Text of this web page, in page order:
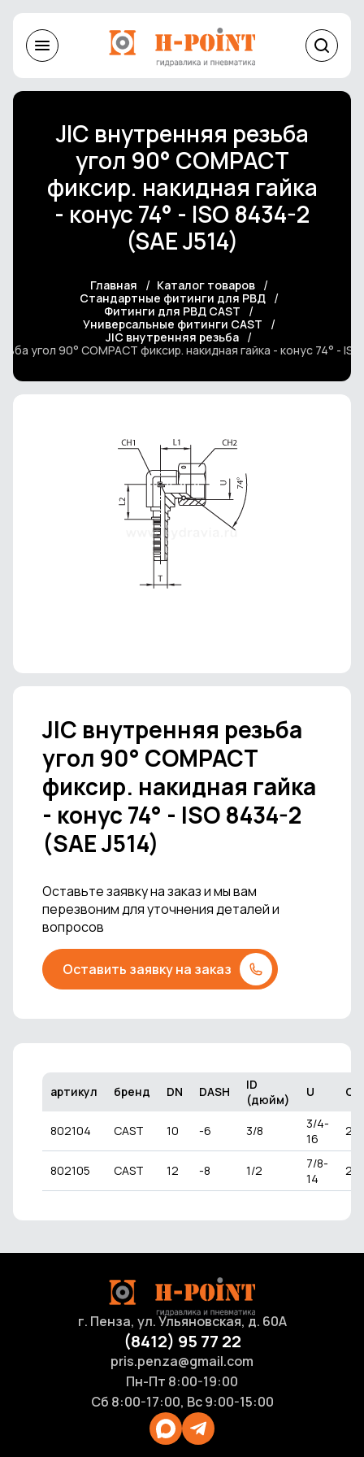
JIC внутренняя резьба
угол 90° COMPACT
фиксир. накидная гайка
- конус 74° - ISO 8434-2
(SAE J514)
Главная
Каталог товаров
Стандартные фитинги для РВД
Фитинги для РВД CAST
Универсальные фитинги CAST
JIC внутренняя резьба
угол 90° COMPACT фиксир. накидная гайка - конус 74° -
JIC внутренняя резьба
угол 90° COMPACT
фиксир. накидная гайка
- конус 74° - ISO 8434-2
(SAE J514)
Оставьте заявку на заказ и мы вам
перезвоним для уточнения деталей и
вопросов
Оставить заявку на заказ
артикул бренд DN DASH
ID
(дюйм)
U
802104 CAST 10 -6 3/8
3/4-
16
24
802105 CAST 12 -8 1/2
7/8-
14
28
г. Пенза, ул. Ульяновская, д. 60А
(8412) 95 77 22
pris.penza@gmail.com
Пн-Пт 8:00-19:00
Сб 8:00-17:00, Вс 9:00-15:00